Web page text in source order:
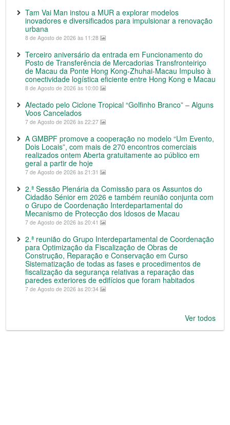
Tam Vai Man instou a MUR a explorar modelos
inovadores e diversificados para impulsionar a renovação
urbana
8 de Agosto de 2026 às 11:28
Terceiro aniversário da entrada em Funcionamento do
Posto de Transferência de Mercadorias Transfronteiriço
de Macau da Ponte Hong Kong-Zhuhai-Macau Impulso à
conectividade logística eficiente entre Hong Kong e Macau
8 de Agosto de 2026 às 10:00
Afectado pelo Ciclone Tropical “Golfinho Branco” – Alguns
Voos Cancelados
7 de Agosto de 2026 às 22:27
A GMBPF promove a cooperação no modelo “Um Evento,
Dois Locais”, com mais de 270 encontros comerciais
realizados ontem Aberta gratuitamente ao público em
geral a partir de hoje
7 de Agosto de 2026 às 21:31
2.ª Sessão Plenária da Comissão para os Assuntos do
Cidadão Sénior em 2026 e também reunião conjunta com
o Grupo de Coordenação Interdepartamental do
Mecanismo de Protecção dos Idosos de Macau
7 de Agosto de 2026 às 20:41
2.ª reunião do Grupo Interdepartamental de Coordenação
para Optimização da Fiscalização de Obras de
Construção, Reparação e Conservação em Curso
Sistematização de todas as fases e procedimentos de
fiscalização da segurança relativas a reparação das
paredes exteriores de edifícios que foram habitados
7 de Agosto de 2026 às 20:34
Ver todos